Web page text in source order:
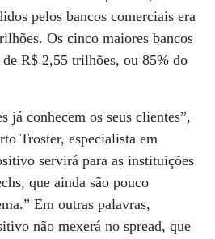
pelos bancos comerciais era
Os cinco maiores bancos
R$ 2,55 trilhões, ou 85% do
já conhecem os seus clientes”,
Troster, especialista em
servirá para as instituições
que ainda são pouco
Em outras palavras,
não mexerá no spread, que